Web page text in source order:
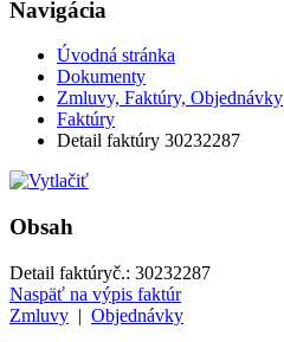
Navigácia
Úvodná stránka
Dokumenty
Zmluvy, Faktúry, Objednávky
Faktúry
Detail faktúry 30232287
Obsah
Detail faktúryč.: 30232287
Naspäť na výpis faktúr
Zmluvy | Objednávky